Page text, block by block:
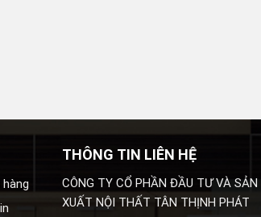
hàng
THÔNG TIN LIÊN HỆ
CÔNG TY CỔ PHẦN ĐẦU TƯ VÀ SẢN
XUẤT NỘI THẤT TÂN THỊNH PHÁT